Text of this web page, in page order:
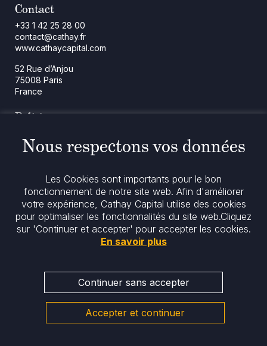
Contact
+33 1 42 25 28 00
contact@cathay.fr
www.cathaycapital.com
52 Rue d’Anjou
75008 Paris
France
Politique
Notices réglementaires
Notre politique ESG
Restez informés
Nous respectons vos données
Les Cookies sont importants pour le bon
fonctionnement de notre site web. Afin d'améliorer
votre expérience, Cathay Capital utilise des cookies
pour optimaliser les fonctionnalités du site web.Cliquez
sur 'Continuer et accepter' pour accepter les cookies.
En savoir plus
Continuer sans accepter
Accepter et continuer